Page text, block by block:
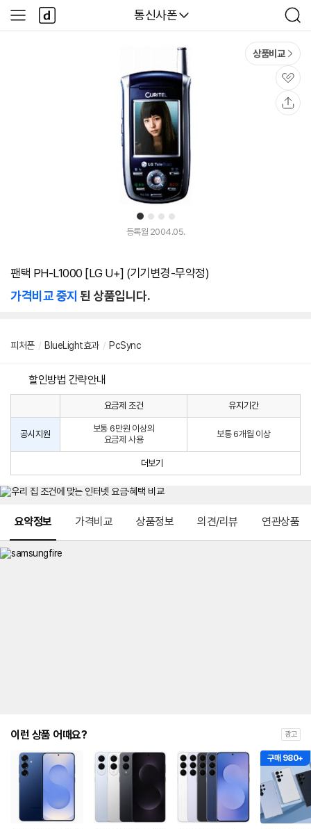
다나와
통신사폰
검
색
사
이
다
나
와
1 2 3 4
상품비교
관
심
등록월 2004.05.
팬택 PH-L1000 [LG U+] (기기변경-무약정)
가격비교 중지 된 상품입니다.
피처폰 / BlueLight효과 / PcSync
할인방법 간략안내
원
선
택
약
정
는
대
사
인
법
요금제 조건 유지기간
공시지원
보통 6만원 이상의
요금제 사용
보통 6개월 이상
더보기
요약정보 가격비교 상품정보 의견/리뷰 연관상품
이런 상품 어때요? 광고
구매 980+